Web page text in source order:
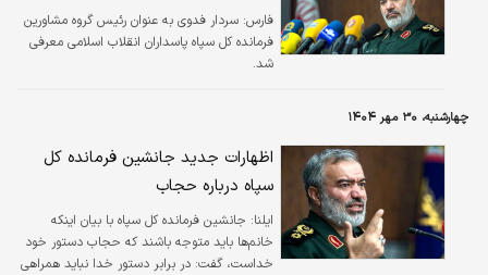
فارس: سردار فدوی به عنوان رئیس گروه مشاورین
فرمانده کل سپاه پاسداران انقلاب اسلامی معرفی
شد.
چهارشنبه، ۳۰ مهر ۱۴۰۴
اظهارات جدید جانشین فرمانده کل
سپاه درباره حجاب
ایلنا: جانشین فرمانده کل سپاه با بیان اینکه
خانم‌ها باید متوجه باشند که حجاب دستور خود
خداست، گفت: در برابر دستور خدا نباید همراهی